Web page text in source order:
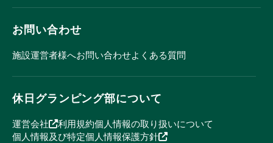
お問い合わせ
施設運営者様へお問い合わせよくある質問
休日グランピング部について
運営会社 利用規約個人情報の取り扱いについて
個人情報及び特定個人情報保護方針